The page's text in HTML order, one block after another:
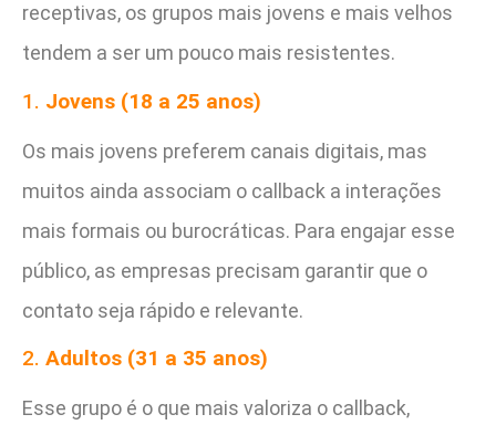
receptivas, os grupos mais jovens e mais velhos
tendem a ser um pouco mais resistentes.
1. Jovens (18 a 25 anos)
Os mais jovens preferem canais digitais, mas
muitos ainda associam o callback a interações
mais formais ou burocráticas. Para engajar esse
público, as empresas precisam garantir que o
contato seja rápido e relevante.
2. Adultos (31 a 35 anos)
Esse grupo é o que mais valoriza o callback,